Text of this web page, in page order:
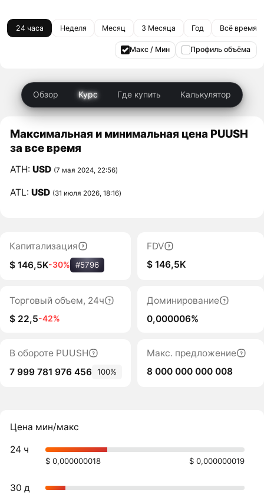
24 часа Неделя Месяц 3 Месяца Год Всё время
Макс / Мин Профиль объёма
Обзор Курс Где купить Калькулятор
Максимальная и минимальная цена PUUSH
за все время
ATH:USD (7 мая 2024, 22:56)
ATL:USD (31 июля 2026, 18:16)
Капитализация
$ 146,5K-30% #5796
FDV
$ 146,5K
Торговый объем, 24ч
$ 22,5-42%
Доминирование
0,000006%
В обороте PUUSH
7 999 781 976 456 100%
Макс. предложение
8 000 000 000 008
Цена мин/макс
24 ч
$ 0,000000018 $ 0,000000019
30 д